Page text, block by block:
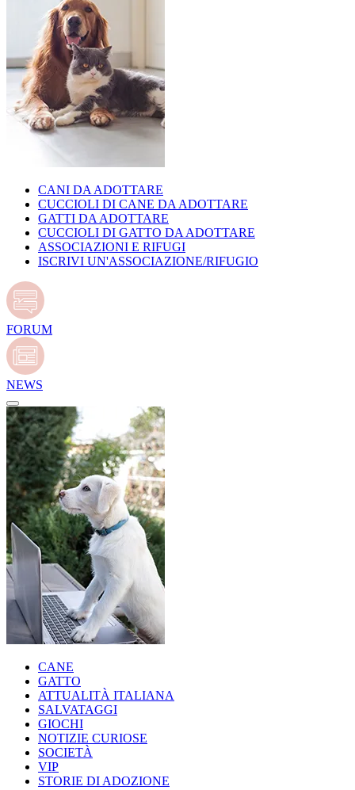
CANI DA ADOTTARE
CUCCIOLI DI CANE DA ADOTTARE
GATTI DA ADOTTARE
CUCCIOLI DI GATTO DA ADOTTARE
ASSOCIAZIONI E RIFUGI
ISCRIVI UN'ASSOCIAZIONE/RIFUGIO
FORUM
NEWS
CANE
GATTO
ATTUALITÀ ITALIANA
SALVATAGGI
GIOCHI
NOTIZIE CURIOSE
SOCIETÀ
VIP
STORIE DI ADOZIONE